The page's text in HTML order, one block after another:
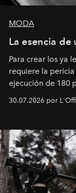
MODA
La esencia de
Para crear los ya
requiere la
ejecución de 180
semanas. Los
que se enseña
30.07.2026 por